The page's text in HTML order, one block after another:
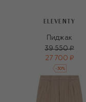
ELEVENTY
Пиджак
39 550 ₽
27 700 ₽
-30%